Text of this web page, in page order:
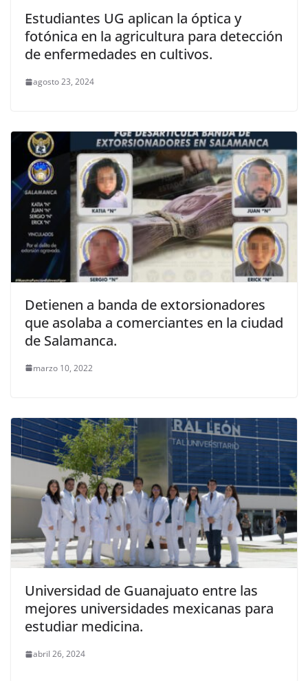
Estudiantes UG aplican la óptica y
fotónica en la agricultura para detección
de enfermedades en cultivos.
agosto 23, 2024
Detienen a banda de extorsionadores
que asolaba a comerciantes en la ciudad
de Salamanca.
marzo 10, 2022
Universidad de Guanajuato entre las
mejores universidades mexicanas para
estudiar medicina.
abril 26, 2024